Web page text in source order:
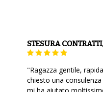
STESURA
"Ragazza gentile,
chiesto una